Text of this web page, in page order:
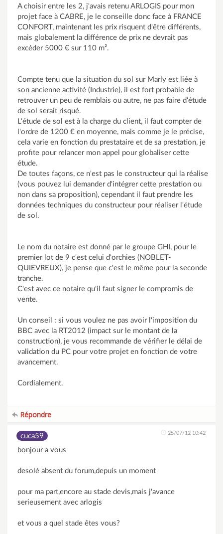
A choisir entre les 2, j'avais retenu ARLOGIS pour mon
projet face à CABRE, je le conseille donc face à FRANCE
CONFORT, maintenant les prix risquent d'être différents,
mais globalement la différence de prix ne devrait pas
excéder 5000 € sur 110 m².
Compte tenu que la situation du sol sur Marly est liée à
son ancienne activité (Industrie), il est fort probable de
retrouver un peu de remblais ou autre, ne pas faire d'étude
de sol serait risqué.
L'étude de sol est à la charge du client, il faut compter de
l'ordre de 1200 € en moyenne, mais comme je le précise,
cela varie en fonction du prestataire et de sa prestation, je
profite pour relancer mon appel pour globaliser cette
étude.
De toutes façons, ce n'est pas le constructeur qui la réalise
(vous pouvez lui demander d'intégrer cette prestation ou
non dans sa proposition), cependant il faut prendre les
données techniques du constructeur pour réaliser l'étude
de sol.
Le nom du notaire est donné par le groupe GHI, pour le
premier lot de 9 c'est celui d'orchies (NOBLET-
QUIEVREUX), je pense que c'est le même pour la seconde
tranche.
C'est avec ce notaire qu'il faut signer le compromis de
vente.
Un conseil : si vous voulez ne pas avoir l'imposition du
BBC avec la RT2012 (impact sur le montant de la
construction), je vous recommande de vérifier le délai de
validation du PC pour votre projet en fonction de votre
avancement.
Cordialement.
Répondre
cuca59 25/07/12 10:42
bonjour a vous
desolé absent du forum,depuis un moment
pour ma part,encore au stade devis,mais j'avance
serieusement avec arlogis
et vous a quel stade êtes vous?